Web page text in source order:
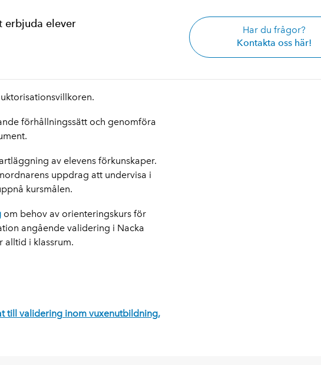
erbjuda elever
Har du frågor?
Kontakta oss här!
förhållningssätt och genomföra
av elevens förkunskaper.
uppdrag att undervisa i
kursmålen.
om behov av orienteringskurs för
angående validering i Nacka
alltid i klassrum.
till validering inom vuxenutbildning,